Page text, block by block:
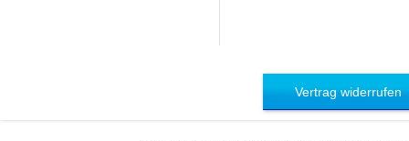
Vertrag widerrufen